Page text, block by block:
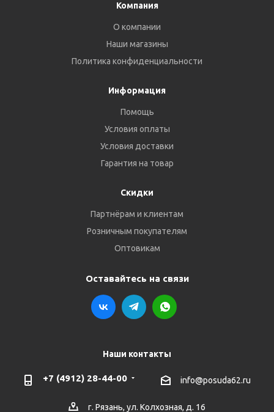
Компания
О компании
Наши магазины
Политика конфиденциальности
Информация
Помощь
Условия оплаты
Условия доставки
Гарантия на товар
Скидки
Партнёрам и клиентам
Розничным покупателям
Оптовикам
Оставайтесь на связи
Наши контакты
+7 (4912) 28-44-00 info@posuda62.ru
г. Рязань, ул. Колхозная, д. 16